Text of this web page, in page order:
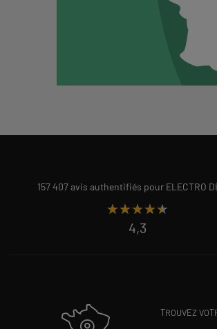
157 407 avis authentifiés pour ELECTRO
★★★★★
★★★★★
4,3
TROUVEZ